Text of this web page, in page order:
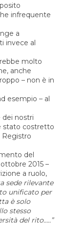
infrequente
a
invece al
molto
anche
– non è in
esempio – al
dei nostri
stato costretto
Registro
del
2015 –
a ruolo,
sede rilevante
unificato per
è solo
stesso
del rito…..”